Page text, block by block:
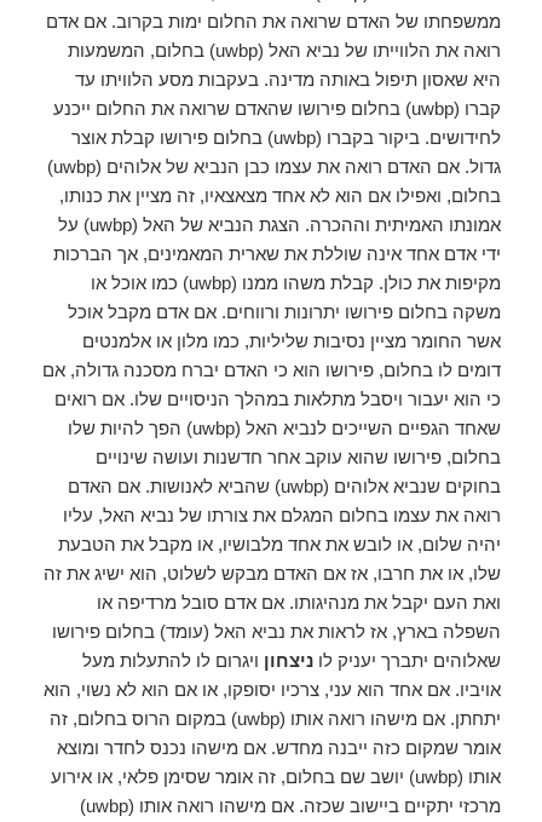
ממשפחתו של האדם שרואה את החלום ימות בקרוב. אם אדם
רואה את הלווייתו של נביא האל (uwbp) בחלום, המשמעות
היא שאסון תיפול באותה מדינה. בעקבות מסע הלוויתו עד
קברו (uwbp) בחלום פירושו שהאדם שרואה את החלום ייכנע
לחידושים. ביקור בקברו (uwbp) בחלום פירושו קבלת אוצר
גדול. אם האדם רואה את עצמו כבן הנביא של אלוהים (uwbp)
בחלום, ואפילו אם הוא לא אחד מצאצאיו, זה מציין את כנותו,
אמונתו האמיתית וההכרה. הצגת הנביא של האל (uwbp) על
ידי אדם אחד אינה שוללת את שארית המאמינים, אך הברכות
מקיפות את כולן. קבלת משהו ממנו (uwbp) כמו אוכל או
משקה בחלום פירושו יתרונות ורווחים. אם אדם מקבל אוכל
אשר החומר מציין נסיבות שליליות, כמו מלון או אלמנטים
דומים לו בחלום, פירושו הוא כי האדם יברח מסכנה גדולה, אם
כי הוא יעבור ויסבל מתלאות במהלך הניסויים שלו. אם רואים
שאחד הגפיים השייכים לנביא האל (uwbp) הפך להיות שלו
בחלום, פירושו שהוא עוקב אחר חדשנות ועושה שינויים
בחוקים שנביא אלוהים (uwbp) שהביא לאנושות. אם האדם
רואה את עצמו בחלום המגלם את צורתו של נביא האל, עליו
יהיה שלום, או לובש את אחד מלבושיו, או מקבל את הטבעת
שלו, או את חרבו, אז אם האדם מבקש לשלוט, הוא ישיג את זה
ואת העם יקבל את מנהיגותו. אם אדם סובל מרדיפה או
השפלה בארץ, אז לראות את נביא האל (עומד) בחלום פירושו
שאלוהים יתברך יעניק לוניצחון ויגרום לו להתעלות מעל
אויביו. אם אחד הוא עני, צרכיו יסופקו, או אם הוא לא נשוי, הוא
יתחתן. אם מישהו רואה אותו (uwbp) במקום הרוס בחלום, זה
אומר שמקום כזה ייבנה מחדש. אם מישהו נכנס לחדר ומוצא
אותו (uwbp) יושב שם בחלום, זה אומר שסימן פלאי, או אירוע
מרכזי יתקיים ביישוב שכזה. אם מישהו רואה אותו (uwbp)